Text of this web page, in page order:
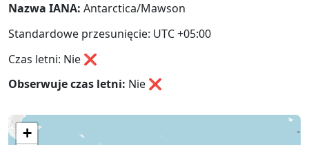
Nazwa IANA: Antarctica/Mawson
Standardowe przesunięcie: UTC +05:00
Czas letni: Nie ❌
Obserwuje czas letni: Nie ❌
+